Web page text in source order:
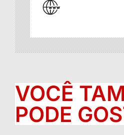
VOCÊ
PODE